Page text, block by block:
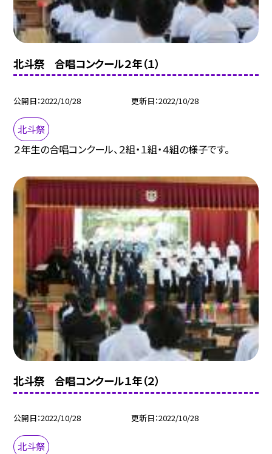
北斗祭 合唱コンクール２年（１）
公開日 2022/10/28 更新日 2022/10/28
北斗祭
２年生の合唱コンクール、２組・１組・４組の様子です。
北斗祭 合唱コンクール１年（２）
公開日 2022/10/28 更新日 2022/10/28
北斗祭